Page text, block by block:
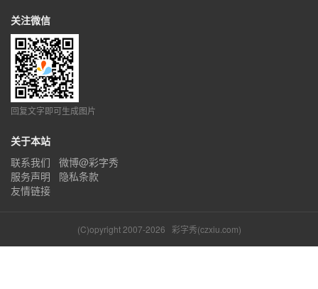
关注微信
回复文字即可生成图片
关于本站
联系我们
微博@彩字秀
服务声明
隐私条款
友情链接
(C)opyright 2007-2026 彩字秀(czxiu.com)